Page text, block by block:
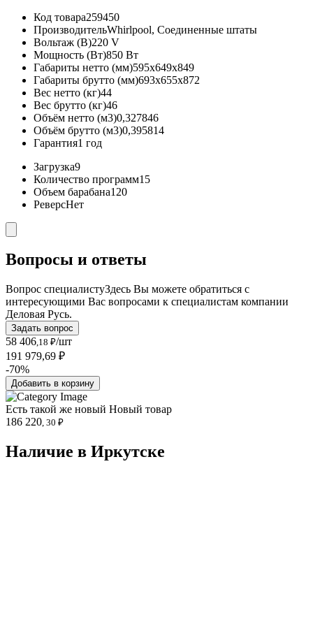
Код товара259450
ПроизводительWhirlpool, Соединенные штаты
Вольтаж (В)220 V
Мощность (Вт)850 Вт
Габариты нетто (мм)595x649x849
Габариты брутто (мм)693x655x872
Вес нетто (кг)44
Вес брутто (кг)46
Объём нетто (м3)0,327846
Объём брутто (м3)0,395814
Гарантия1 год
Загрузка9
Количество программ15
Объем барабана120
РеверсНет
Вопросы и ответы
Вопрос специалистуЗдесь Вы можете обратиться с
интересующими Вас вопросами к специалистам компании
Деловая Русь.
Задать вопрос
58 406,18 ₽/шт
191 979,69 ₽
-70%
Добавить в корзину
Есть такой же новый Новый товар
186 220, 30 ₽
Наличие в Иркутскe